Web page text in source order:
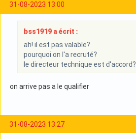
31-08-2023 13:00
bss1919 a écrit :
ah! il est pas valable?
pourquoi on l'a recruté?
le directeur technique est d'accord?
on arrive pas a le qualifier
31-08-2023 13:27